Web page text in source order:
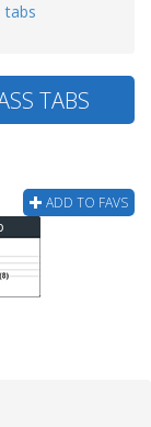
tabs
TABS
ADD TO FAVS